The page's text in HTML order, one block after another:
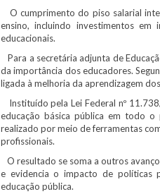
O cumprimento do piso salarial
ensino, incluindo investimentos em
educacionais.
Para a secretária adjunta de
da importância dos educadores.
ligada à melhoria da aprendizagem
Instituído pela Lei Federal nº
educação básica pública em todo
realizado por meio de ferramentas
profissionais.
O resultado se soma a outros
e evidencia o impacto de políticas
educação pública.